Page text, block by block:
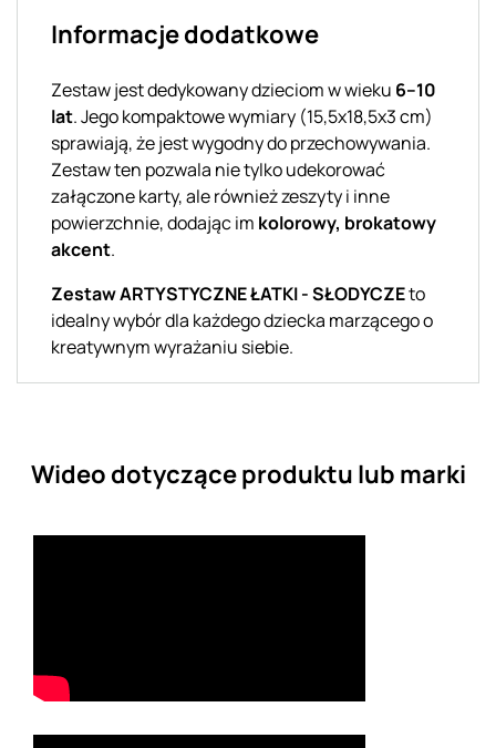
Informacje dodatkowe
Zestaw jest dedykowany dzieciom w wieku 6–10
lat. Jego kompaktowe wymiary (15,5x18,5x3 cm)
sprawiają, że jest wygodny do przechowywania.
Zestaw ten pozwala nie tylko udekorować
załączone karty, ale również zeszyty i inne
powierzchnie, dodając im kolorowy, brokatowy
akcent.
Zestaw ARTYSTYCZNE ŁATKI - SŁODYCZEto
idealny wybór dla każdego dziecka marzącego o
kreatywnym wyrażaniu siebie.
Wideo dotyczące produktu lub marki